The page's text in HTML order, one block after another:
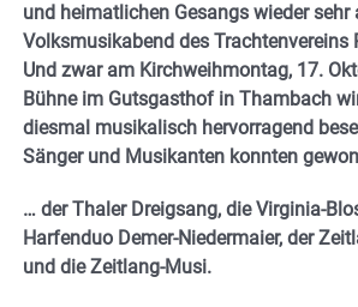
und heimatlichen Gesangs wieder sehr
Volksmusikabend des Trachtenvereins
Und zwar am Kirchweihmontag, 17.
Bühne im Gutsgasthof in Thambach
diesmal musikalisch hervorragend
Sänger und Musikanten konnten
… der Thaler Dreigsang, die Virginia-
Harfenduo Demer-Niedermaier, der
und die Zeitlang-Musi.